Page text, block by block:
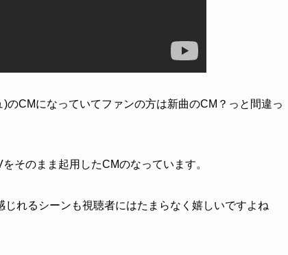
CMになっていてファンの方は新曲のCM？っと間違っ
そのまま起用したCMのなっています。
れるシーンも視聴者にはたまらなく嬉しいですよね